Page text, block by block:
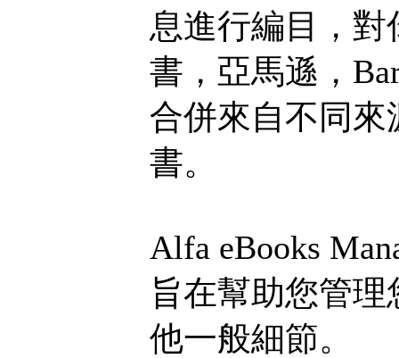
息進行編目，對
書，亞馬遜，
合併來自不同
書。
Alfa eBooks
旨在幫助您管
他一般細節。